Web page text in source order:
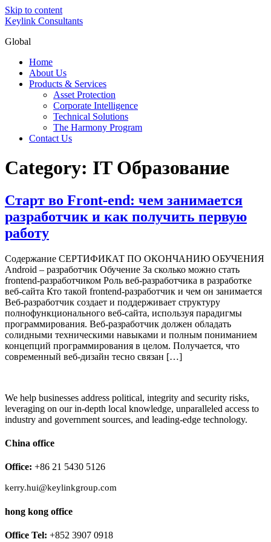
Skip to content
Keylink Consultants
Global
Home
About Us
Products & Services
Asset Protection
Corporate Intelligence
Technical Solutions
The Harmony Program
Contact Us
Category: IT Образование
Старт во Front-end: чем занимается
разработчик и как получить первую
работу
Содержание СЕРТИФИКАТ ПО ОКОНЧАНИЮ ОБУЧЕНИЯ
Android – разработчик Обучение За сколько можно стать
frontend-разработчиком Роль веб-разработчика в разработке
веб-сайта Кто такой frontend-разработчик и чем он занимается
Веб-разработчик создает и поддерживает структуру
полнофункционального веб-сайта, используя парадигмы
программирования. Веб-разработчик должен обладать
солидными техническими навыками и полным пониманием
концепций программирования в целом. Получается, что
современный веб-дизайн тесно связан […]
We help businesses address political, integrity and security risks,
leveraging on our in-depth local knowledge, unparalleled access to
industry and government sources, and leading-edge technology.
China office
Office: +86 21 5430 5126
kerry.hui@keylinkgroup.com
hong kong office
Office Tel: +852 3907 0918